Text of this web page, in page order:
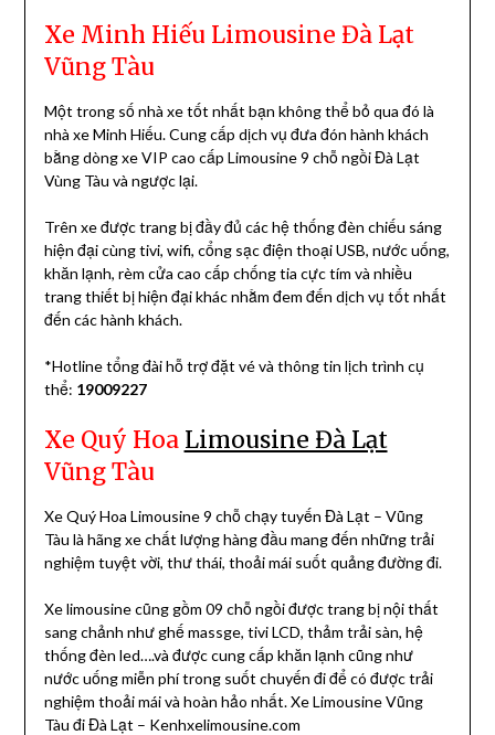
Xe Minh Hiếu Limousine Đà Lạt
Vũng Tàu
Một trong số nhà xe tốt nhất bạn không thể bỏ qua đó là
nhà xe Minh Hiếu. Cung cấp dịch vụ đưa đón hành khách
bằng dòng xe VIP cao cấp Limousine 9 chỗ ngồi Đà Lạt
Vùng Tàu và ngược lại.
Trên xe được trang bị đầy đủ các hệ thống đèn chiếu sáng
hiện đại cùng tivi, wifi, cổng sạc điện thoại USB, nước uống,
khăn lạnh, rèm cửa cao cấp chống tia cực tím và nhiều
trang thiết bị hiện đại khác nhằm đem đến dịch vụ tốt nhất
đến các hành khách.
*Hotline tổng đài hỗ trợ đặt vé và thông tin lịch trình cụ
thể: 19009227
Xe Quý Hoa Limousine Đà Lạt
Vũng Tàu
Xe Quý Hoa Limousine 9 chỗ chạy tuyến Đà Lạt – Vũng
Tàu là hãng xe chất lượng hàng đầu mang đến những trải
nghiệm tuyệt vời, thư thái, thoải mái suốt quảng đường đi.
Xe limousine cũng gồm 09 chỗ ngồi được trang bị nội thất
sang chảnh như ghế massge, tivi LCD, thảm trải sàn, hệ
thống đèn led….và được cung cấp khăn lạnh cũng như
nước uống miễn phí trong suốt chuyến đi để có được trải
nghiệm thoải mái và hoàn hảo nhất. Xe Limousine Vũng
Tàu đi Đà Lạt – Kenhxelimousine.com